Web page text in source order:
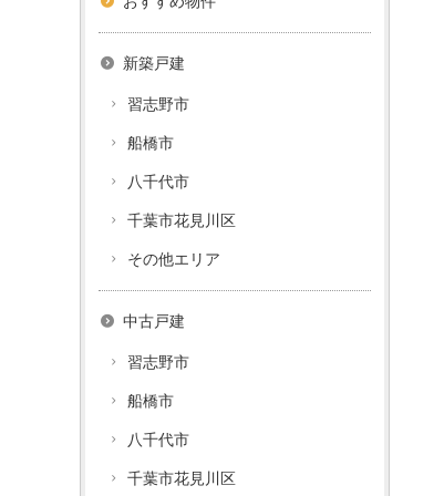
新築戸建
習志野市
船橋市
八千代市
千葉市花見川区
その他エリア
中古戸建
習志野市
船橋市
八千代市
千葉市花見川区